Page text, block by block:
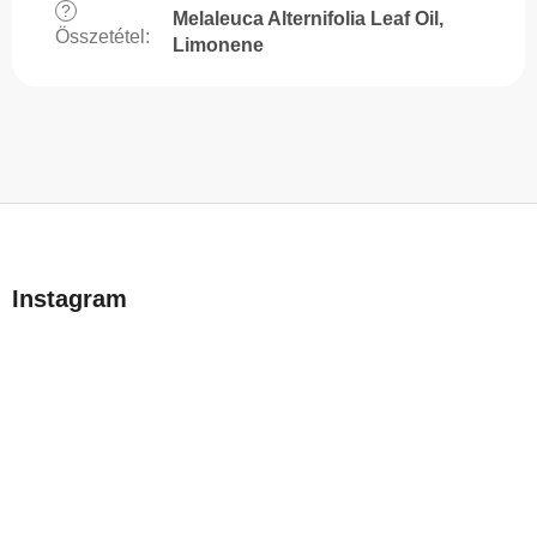
?
Összetétel :
Melaleuca Alternifolia Leaf Oil,
Limonene
bInstagram